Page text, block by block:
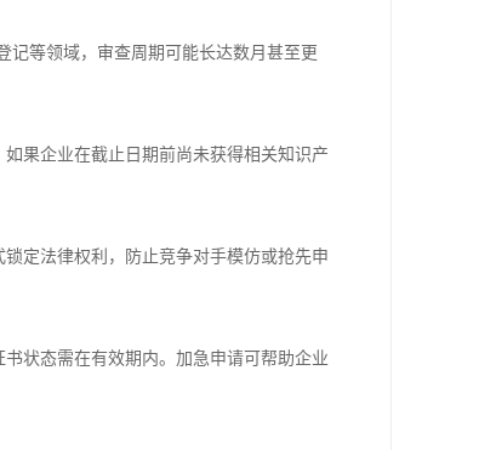
记等领域，审查周期可能长达数月甚至更
果企业在截止日期前尚未获得相关知识产
定法律权利，防止竞争对手模仿或抢先申
状态需在有效期内。加急申请可帮助企业